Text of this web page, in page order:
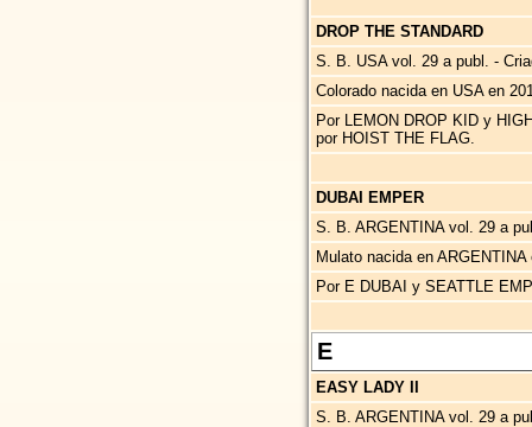
DROP THE STANDARD
S. B. USA vol. 29 a publ. -
Colorado nacida en USA en
Por LEMON DROP KID y
por HOIST THE FLAG.
DUBAI EMPER
S. B. ARGENTINA vol. 29 a
Mulato nacida en
Por E DUBAI y SEATTLE
E
EASY LADY II
S. B. ARGENTINA vol. 29 a